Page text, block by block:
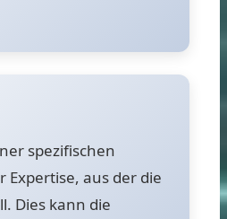
spezifischen
Expertise, aus der die
Dies kann die